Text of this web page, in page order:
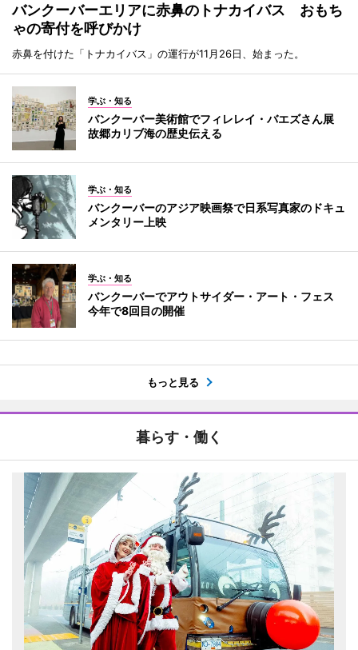
バンクーバーエリアに赤鼻のトナカイバス おもち
ゃの寄付を呼びかけ
赤鼻を付けた「トナカイバス」の運行が11月26日、始まった。
学ぶ・知る
バンクーバー美術館でフィレレイ・バエズさん展
故郷カリブ海の歴史伝える
学ぶ・知る
バンクーバーのアジア映画祭で日系写真家のドキュ
メンタリー上映
学ぶ・知る
バンクーバーでアウトサイダー・アート・フェス
今年で8回目の開催
もっと見る
暮らす・働く